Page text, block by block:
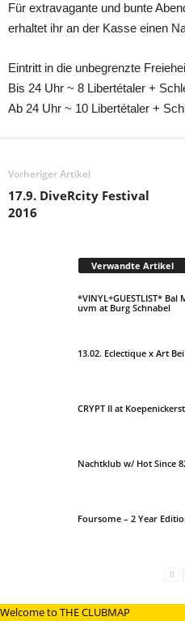
Für extravagante und bunte
erhaltet ihr an der Kasse einen
Eintritt in die unbegrenzte
Bis 24 Uhr ~ 8 Libertétaler +
Ab 24 Uhr ~ 10 Libertétaler +
Vorheriger Artikel
17.9. DiveRcity Festival
2016
Verwandte Artikel
*VINYL+GUESTLIST*
uvm at Burg Schnabel
13.02. Eclectique x Art
CRYPT II at
Nachtklub w/ Hot Since
Foursome – 2 Year
Welcome to THE CLUBMAP